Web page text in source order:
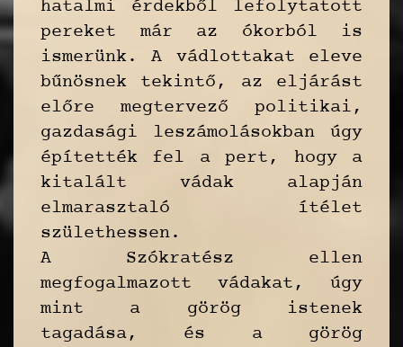
hatalmi érdekből lefolytatott
pereket már az ókorból is
ismerünk. A vádlottakat eleve
bűnösnek tekintő, az eljárást
előre megtervező politikai,
gazdasági leszámolásokban úgy
építették fel a pert, hogy a
kitalált vádak alapján
elmarasztaló ítélet
születhessen.
A Szókratész ellen
megfogalmazott vádakat, úgy
mint a görög istenek
tagadása, és a görög